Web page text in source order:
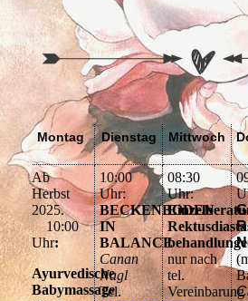
Montag Dienstag Mittwoch
Ab
Herbst
2025.
10:00
Uhr:
Ayurvedische
Babymassage
10:00
Uhr:
BECKENBODEN
IN
BALANCE
Canan
Nagl
Tel.
08:30
Uhr:
nur nach
tel.
Vereinbarung